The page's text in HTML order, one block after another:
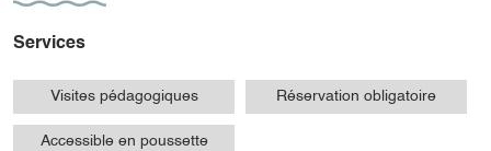
Services
Visites pédagogiques Réservation obligatoire
Accessible en poussette